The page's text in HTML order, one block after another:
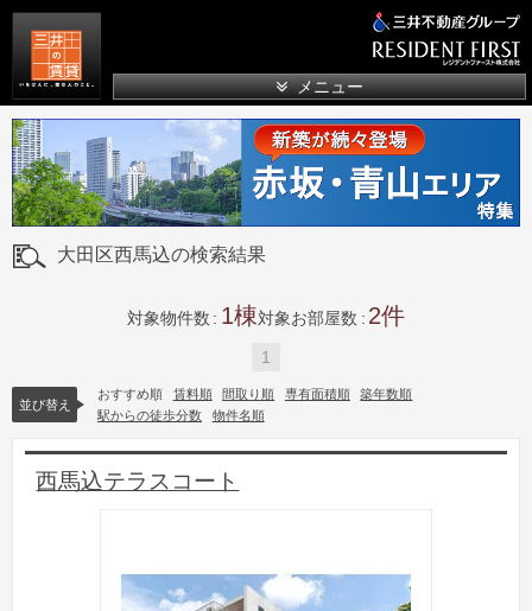
メニュー
大田区西馬込の検索結果
対象物件数 1 対象お部屋数 2
1
並び替え
おすすめ順 賃料順 間取り順 専有面積順
築年数順
駅からの徒歩分数
物件名順
西馬込テラスコート